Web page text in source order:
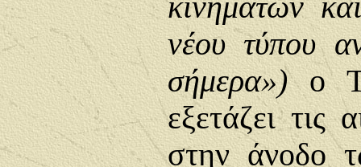
κινημάτων
νέου τύπου
σήμερα»)ο
εξετάζει τις
στην άνοδο